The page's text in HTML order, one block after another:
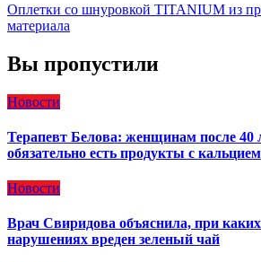
Оплетки со шнуровкой TITANIUM из
материала
Вы пропустили
Новости
Терапевт Белова: женщинам после 40
обязательно есть продукты с кальцием
Новости
Врач Свиридова объяснила, при
нарушениях вреден зеленый чай